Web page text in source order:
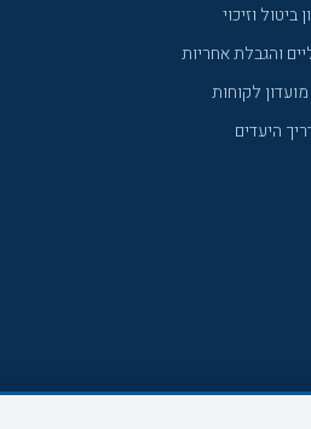
ביטול וזיכוי
והגבלת אחריות
מועדון לקוחות
היעדים